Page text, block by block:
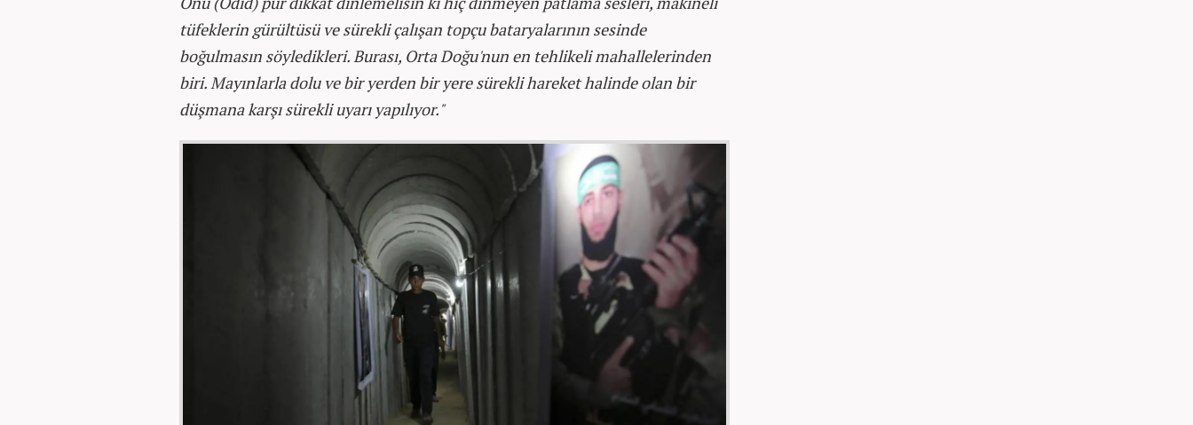
tüfeklerin gürültüsü ve sürekli çalışan topçu bataryalarının sesinde
boğulmasın söyledikleri. Burası, Orta Doğu'nun en tehlikeli mahallelerinden
biri. Mayınlarla dolu ve bir yerden bir yere sürekli hareket halinde olan bir
düşmana karşı sürekli uyarı yapılıyor."